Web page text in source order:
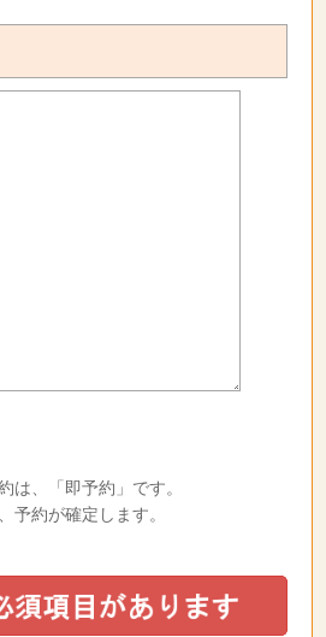
は、「即予約」です。
予約が確定します。